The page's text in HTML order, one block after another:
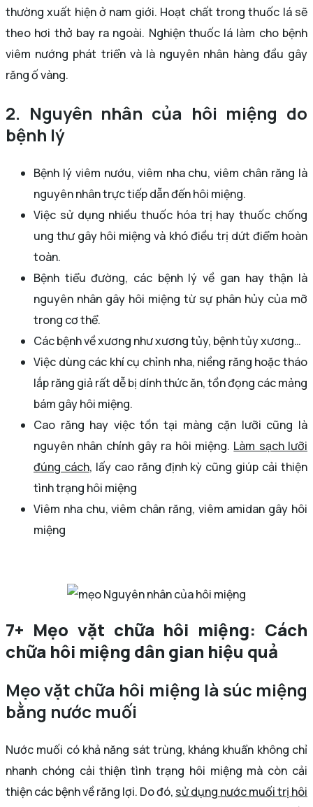
thường xuất hiện ở nam giới. Hoạt chất trong thuốc lá sẽ
theo hơi thở bay ra ngoài. Nghiện thuốc lá làm cho bệnh
viêm nướng phát triển và là nguyên nhân hàng đầu gây
răng ố vàng.
2. Nguyên nhân của hôi miệng do
bệnh lý
Bệnh lý viêm nướu, viêm nha chu, viêm chân răng là
nguyên nhân trực tiếp dẫn đến hôi miệng.
Việc sử dụng nhiều thuốc hóa trị hay thuốc chống
ung thư gây hôi miệng và khó điều trị dứt điểm hoàn
toàn.
Bệnh tiểu đường, các bệnh lý về gan hay thận là
nguyên nhân gây hôi miệng từ sự phân hủy của mỡ
trong cơ thể.
Các bệnh về xương như xương tủy, bệnh tủy xương…
Việc dùng các khí cụ chỉnh nha, niềng răng hoặc tháo
lắp răng giả rất dễ bị dính thức ăn, tồn đọng các mảng
bám gây hôi miệng.
Cao răng hay việc tồn tại màng cặn lưỡi cũng là
nguyên nhân chính gây ra hôi miệng. Làm sạch lưỡi
đúng cách, lấy cao răng định kỳ cũng giúp cải thiện
tình trạng hôi miệng
Viêm nha chu, viêm chân răng, viêm amidan gây hôi
miệng
Nguyên nhân của hôi miệng
7+ Mẹo vặt chữa hôi miệng: Cách
chữa hôi miệng dân gian hiệu quả
Mẹo vặt chữa hôi miệng là súc miệng
bằng nước muối
Nước muối có khả năng sát trùng, kháng khuẩn không chỉ
nhanh chóng cải thiện tình trạng hôi miệng mà còn cải
thiện các bệnh về răng lợi. Do đó, sử dụng nước muối trị hôi